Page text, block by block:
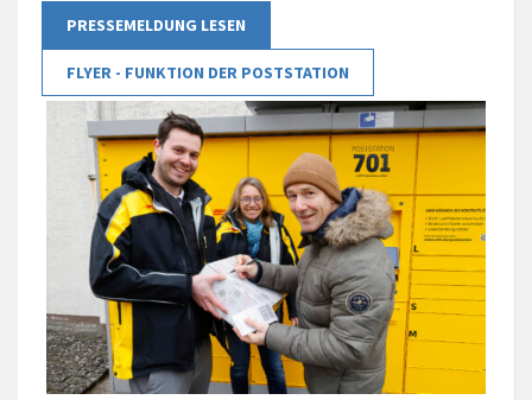
PRESSEMELDUNG LESEN
FLYER - FUNKTION DER POSTSTATION